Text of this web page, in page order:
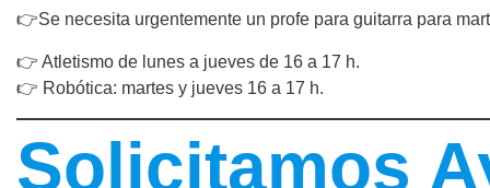
👉Se necesita urgentemente un profe para guitarra para
👉 Atletismo de lunes a jueves de 16 a 17 h.
👉 Robótica: martes y jueves 16 a 17 h.
Solicitamos